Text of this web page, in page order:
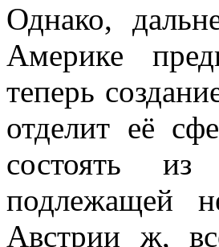
Однако,
Америке
теперь
отделит её
состоять из
подлежащей
Австрии ж,